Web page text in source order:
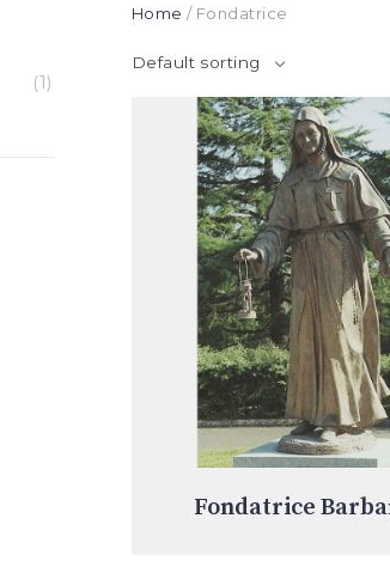
Home / Fondatrice
Default sorting
Fondatrice
(1)